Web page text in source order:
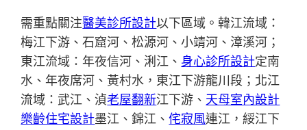
需重點關注醫美診所設計以下區域。韓江流域：
梅江下游、石窟河、松源河、小靖河、漳溪河；
東江流域：年夜信河、浰江、 身心診所設計定南
水、年夜席河、黃村水，東江下游龍川段；北江
流域：武江、湞老屋翻新江下游、 天母室內設計
樂齡住宅設計墨江、錦江、侘寂風連江，綏江下